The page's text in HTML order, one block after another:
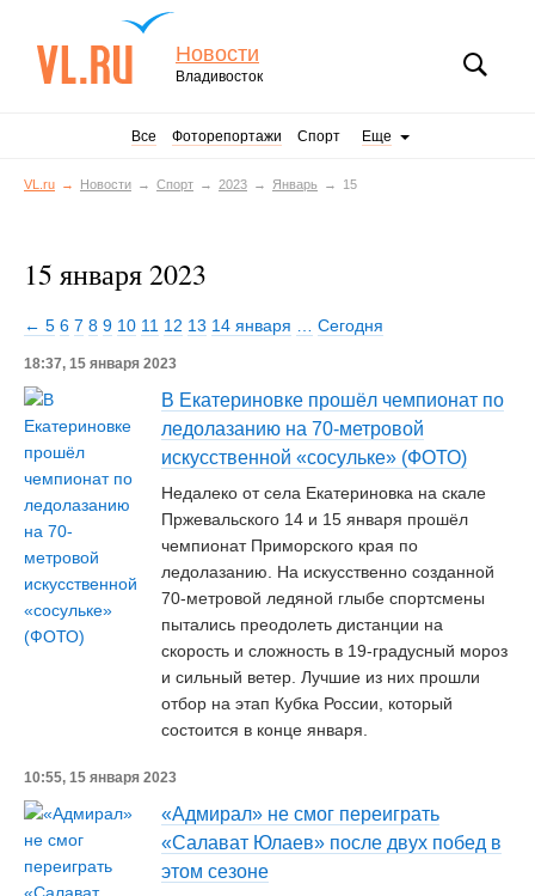
Новости
Владивосток
Все Фоторепортажи Спорт Еще
VL.ru Новости Спорт 2023 Январь 15
15 января 2023
← 5 6 7 8 9 10 11 12 13 14 января Сегодня
18:37, 15 января 2023
В Екатериновке прошёл чемпионат по
ледолазанию на 70-метровой
искусственной «сосульке» (ФОТО)
Недалеко от села Екатериновка на скале
Пржевальского 14 и 15 января прошёл
чемпионат Приморского края по
ледолазанию. На искусственно созданной
70-метровой ледяной глыбе спортсмены
пытались преодолеть дистанции на
скорость и сложность в 19-градусный мороз
и сильный ветер. Лучшие из них прошли
отбор на этап Кубка России, который
состоится в конце января.
10:55, 15 января 2023
«Адмирал» не смог переиграть
«Салават Юлаев» после двух побед в
этом сезоне